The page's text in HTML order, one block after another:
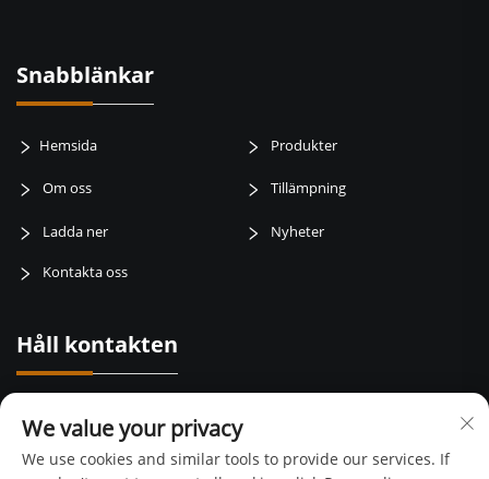
Snabblänkar
Hemsida Produkter
Om oss Tillämpning
Ladda ner Nyheter
Kontakta oss
Håll kontakten
+86-15129015168
We value your privacy
We use cookies and similar tools to provide our services. If